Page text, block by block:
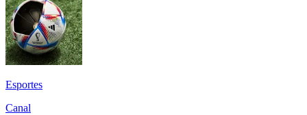
Esportes
Canal